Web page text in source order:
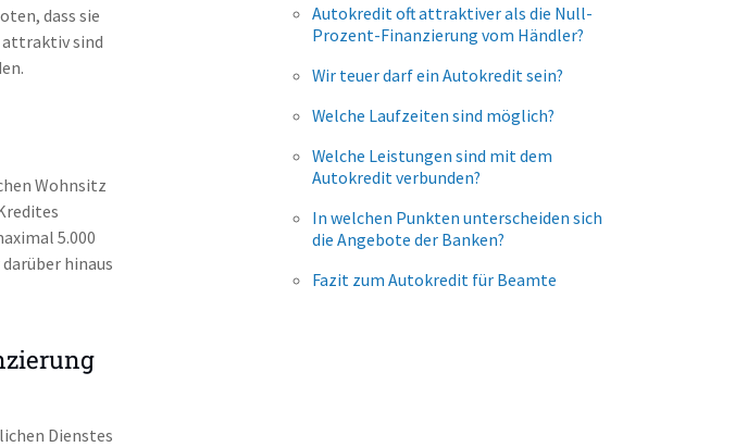
Ratenstundung möglich:
Ratenpausen sind nach individueller
Kreditversicherung:
optional möglich
Jetzt ING-Autokredit beantragen
kostenlos möglich
Ratenstundung möglich:
Ratenstundungen sind möglich
Kreditversicherung:
optional möglich
Verlängerter Widerruf:
dass sie
attraktiv sind
Wohnsitz
5.000
hinaus
Dienstes
Autokredit oft attraktiver als die Null-
Prozent-Finanzierung vom Händler?
Wir teuer darf ein Autokredit sein?
Welche Laufzeiten sind möglich?
Welche Leistungen sind mit dem
Autokredit verbunden?
In welchen Punkten unterscheiden sich
die Angebote der Banken?
Fazit zum Autokredit für Beamte